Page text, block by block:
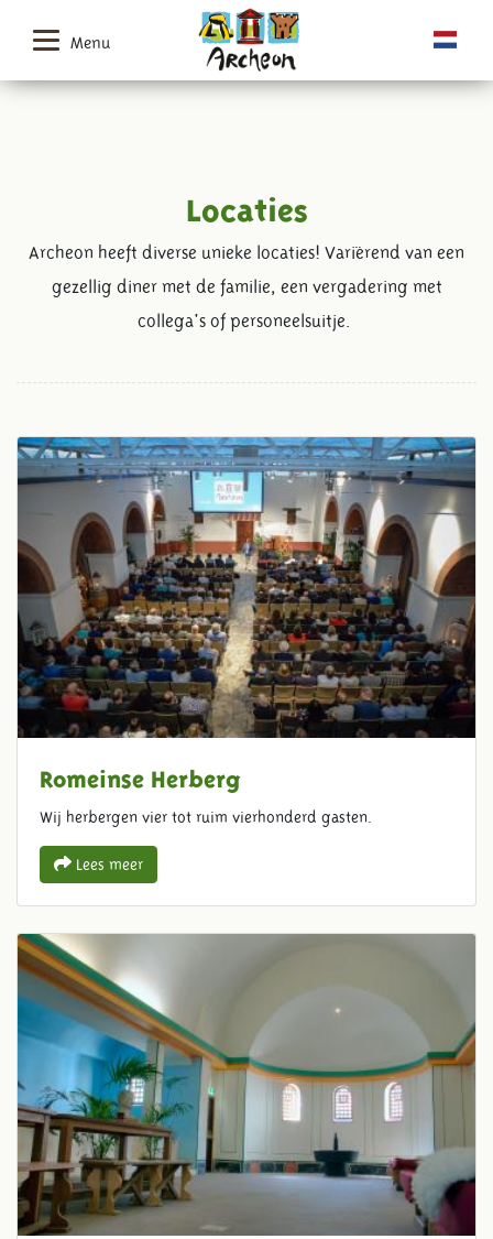
Menu
Locaties
Archeon heeft diverse unieke locaties! Variërend van een
gezellig diner met de familie, een vergadering met
collega's of personeelsuitje.
Romeinse Herberg
Wij herbergen vier tot ruim vierhonderd gasten.
Lees meer